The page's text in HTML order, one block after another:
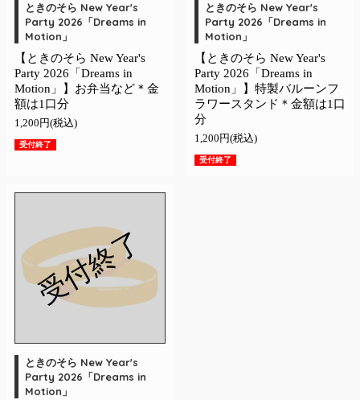
ときのそら New Year's
Party 2026「Dreams in
Motion」
【ときのそら New Year's
Party 2026「Dreams in
Motion」】お弁当など＊金
額は1口分
1,200円(税込)
受付終了
ときのそら New Year's
Party 2026「Dreams in
Motion」
【ときのそら New Year's
Party 2026「Dreams in
Motion」】特製バルーンフ
ラワースタンド＊金額は1口
分
1,200円(税込)
受付終了
受付終了
ときのそら New Year's
Party 2026「Dreams in
Motion」